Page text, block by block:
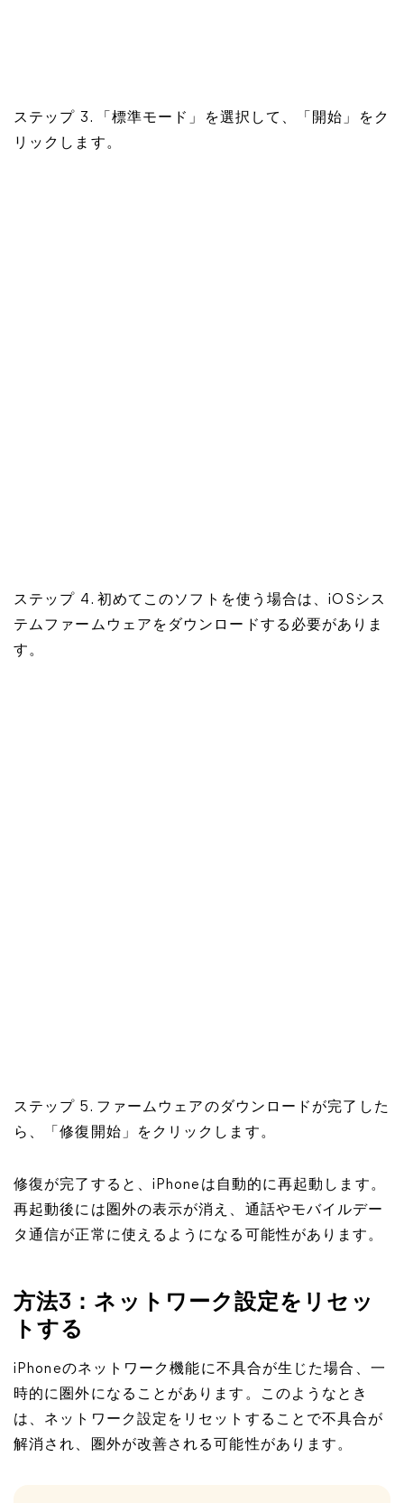
ステップ 3. 「標準モード」を選択して、「開始」をク
リックします。
ステップ 4. 初めてこのソフトを使う場合は、iOSシス
テムファームウェアをダウンロードする必要がありま
す。
ステップ 5. ファームウェアのダウンロードが完了した
ら、「修復開始」をクリックします。
修復が完了すると、iPhoneは自動的に再起動します。
再起動後には圏外の表示が消え、通話やモバイルデー
タ通信が正常に使えるようになる可能性があります。
方法3：ネットワーク設定をリセッ
トする
iPhoneのネットワーク機能に不具合が生じた場合、一
時的に圏外になることがあります。このようなとき
は、ネットワーク設定をリセットすることで不具合が
解消され、圏外が改善される可能性があります。